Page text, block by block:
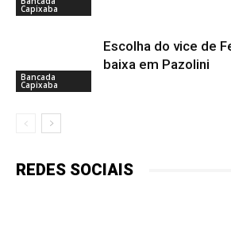
Capixaba
Bancada
Capixaba
Escolha do vice de
baixa em Pazolini
REDES SOCIAIS